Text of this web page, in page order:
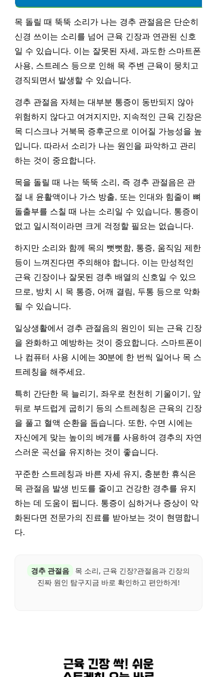
목 돌릴 때 뚝뚝 소리가 나는 경추 관절음은 단순히
신경 쓰이는 소리를 넘어 근육 긴장과 연관된 신호
일 수 있습니다. 이는 잘못된 자세, 과도한 스마트폰
사용, 스트레스 등으로 인해 목 주변 근육이 뭉치고
경직되면서 발생할 수 있습니다.
경추 관절음 자체는 대부분 통증이 동반되지 않아
위험하지 않다고 여겨지지만, 지속적인 근육 긴장은
목 디스크나 거북목 증후군으로 이어질 가능성을 높
입니다. 따라서 소리가 나는 원인을 파악하고 관리
하는 것이 중요합니다.
목을 돌릴 때 나는 뚝뚝 소리, 즉 경추 관절음은 관
절 내 윤활액이나 가스 방출, 또는 인대와 힘줄이 뼈
돌출부를 스칠 때 나는 소리일 수 있습니다. 통증이
없고 일시적이라면 크게 걱정할 필요는 없습니다.
하지만 소리와 함께 목의 뻣뻣함, 통증, 움직임 제한
등이 느껴진다면 주의해야 합니다. 이는 만성적인
근육 긴장이나 잘못된 경추 배열의 신호일 수 있으
므로, 방치 시 목 통증, 어깨 결림, 두통 등으로 악화
될 수 있습니다.
일상생활에서 경추 관절음의 원인이 되는 근육 긴장
을 완화하고 예방하는 것이 중요합니다. 스마트폰이
나 컴퓨터 사용 시에는 30분에 한 번씩 일어나 목 스
트레칭을 해주세요.
특히 간단한 목 늘리기, 좌우로 천천히 기울이기, 앞
뒤로 부드럽게 굽히기 등의 스트레칭은 근육의 긴장
을 풀고 혈액 순환을 돕습니다. 또한, 수면 시에는
자신에게 맞는 높이의 베개를 사용하여 경추의 자연
스러운 곡선을 유지하는 것이 좋습니다.
꾸준한 스트레칭과 바른 자세 유지, 충분한 휴식은
목 관절음 발생 빈도를 줄이고 건강한 경추를 유지
하는 데 도움이 됩니다. 통증이 심하거나 증상이 악
화된다면 전문가의 진료를 받아보는 것이 현명합니
다.
경추 관절음
목 소리, 근육 긴장?관절음과 긴장의
진짜 원인 탐구지금 바로 확인하고 편안하게!